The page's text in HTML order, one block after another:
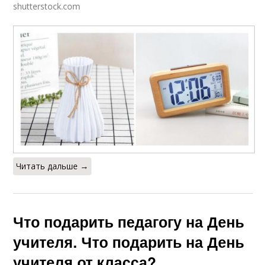
shutterstock.com
Читать дальше →
Что подарить педагогу на День
учителя. Что подарить на День